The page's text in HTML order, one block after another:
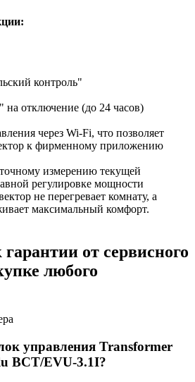
контроль"
отключение (до 24 часов)
через Wi-Fi, что позволяет
к фирменному приложению
измерению текущей
регулировке мощности
не перегревает комнату, а
максимальный комфорт.
от сервисного
любого
управления Transformer
BCT/EVU-3.1I?